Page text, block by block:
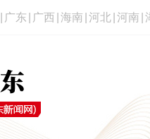
广东 广西 海南 河北 河南